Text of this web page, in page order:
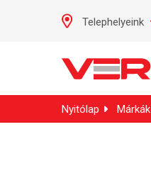
Telephelyeink
Nyitólap Márkák